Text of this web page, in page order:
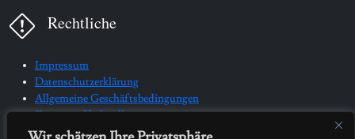
Rechtliche
Impressum
Datenschutzerklärung
Allgemeine Geschäftsbedingungen
Zusatzstoffe & Allergene